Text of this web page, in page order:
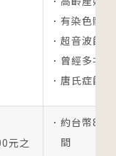
有染色體
超音波篩
曾經多次
唐氏症篩
元之
約台幣
間